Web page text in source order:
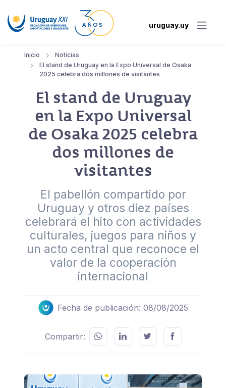
uruguay.uy
Inicio
Noticias
El stand de Uruguay en la Expo Universal de Osaka
2025 celebra dos millones de visitantes
El stand de Uruguay
en la Expo Universal
de Osaka 2025 celebra
dos millones de
visitantes
El pabellón compartido por
Uruguay y otros diez países
celebrará el hito con actividades
culturales, juegos para niños y
un acto central que reconoce el
valor de la cooperación
internacional
Fecha de publicación: 08/08/2025
Compartir: